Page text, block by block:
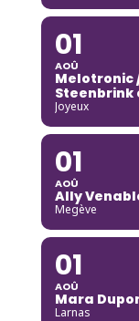
01
AOÛ
Melotronic
Steenbrink
Joyeux
01
AOÛ
Ally
Megève
01
AOÛ
Mara
Larnas